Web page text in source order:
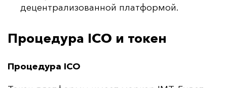
децентрализованной платформой.
Процедура ICO и токен
Процедура ICO